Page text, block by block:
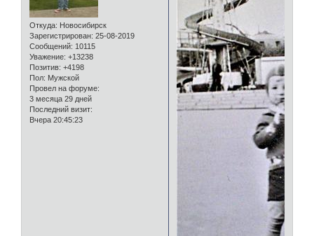
Откуда: Новосибирск
Зарегистрирован: 25-08-2019
Сообщений: 10115
Уважение: +13238
Позитив: +4198
Пол: Мужской
Провел на форуме:
3 месяца 29 дней
Последний визит:
Вчера 20:45:23